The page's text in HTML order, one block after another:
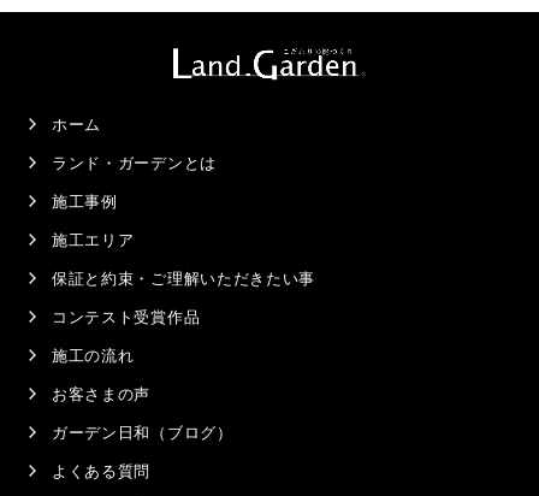
ホーム
ランド・ガーデンとは
施工事例
施工エリア
保証と約束・ご理解いただきたい事
コンテスト受賞作品
施工の流れ
お客さまの声
ガーデン日和（ブログ）
よくある質問